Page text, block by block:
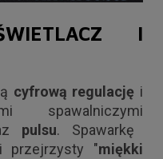
I
cyfrową regulację i
spawalniczymi
pulsu. Spawarkę
przejrzysty "miękki